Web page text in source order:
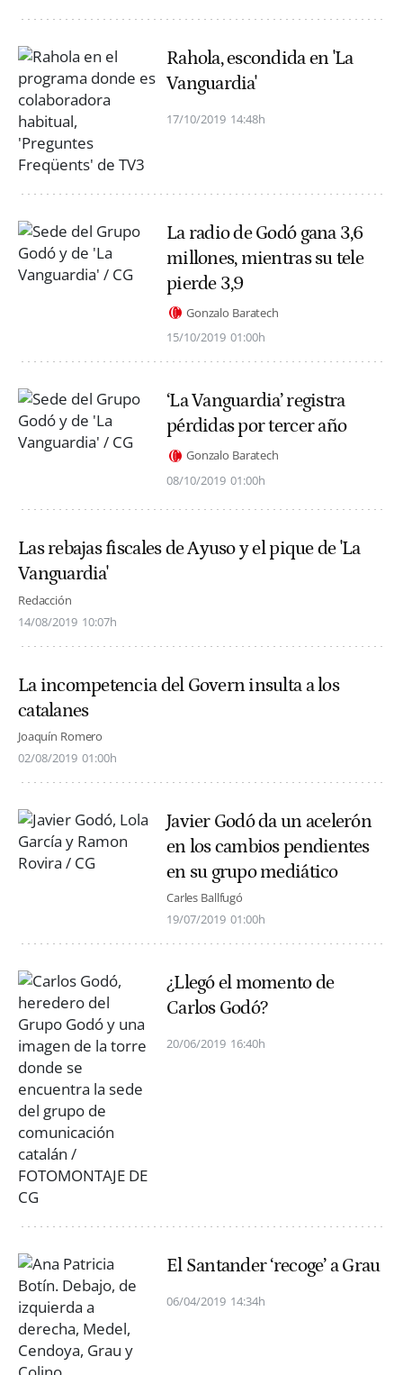
Rahola, escondida en 'La
Vanguardia'
17/10/2019 14:48h
La radio de Godó gana 3,6
millones, mientras su tele
pierde 3,9
Gonzalo Baratech
15/10/2019 01:00h
‘La Vanguardia’ registra
pérdidas por tercer año
Gonzalo Baratech
08/10/2019 01:00h
Las rebajas fiscales de Ayuso y el pique de 'La
Vanguardia'
Redacción
14/08/2019 10:07h
La incompetencia del Govern insulta a los
catalanes
Joaquín Romero
02/08/2019 01:00h
Javier Godó da un acelerón
en los cambios pendientes
en su grupo mediático
Carles Ballfugó
19/07/2019 01:00h
¿Llegó el momento de
Carlos Godó?
20/06/2019 16:40h
El Santander ‘recoge’ a Grau
06/04/2019 14:34h